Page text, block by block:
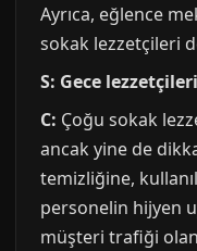
Ayrıca, eğlence
sokak lezzetçileri
S: Gece
C: Çoğu sokak
ancak yine de
temizliğine,
personelin hijyen
müşteri trafiği